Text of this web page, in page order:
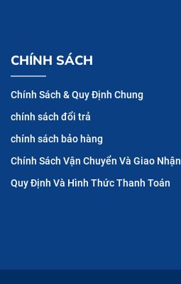
CHÍNH SÁCH
Chính Sách & Quy Định Chung
chính sách đổi trả
chính sách bảo hàng
Chính Sách Vận Chuyển Và Giao Nhận
Quy Định Và Hình Thức Thanh Toán